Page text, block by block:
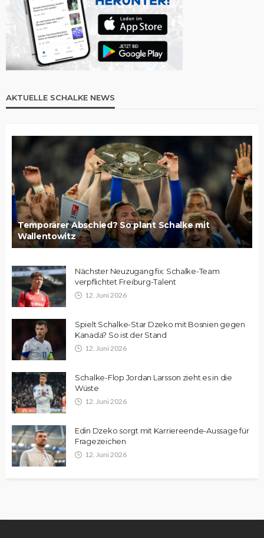
AKTUELLE SCHALKE NEWS
Temporärer Abschied? So plant Schalke mit
Wallentowitz
Nächster Neuzugang fix: Schalke-Team
verpflichtet Freiburg-Talent
12. Juni 2026
Spielt Schalke-Star Dzeko mit Bosnien gegen
Kanada? So ist der Stand
12. Juni 2026
Schalke-Flop Jordan Larsson zieht es in die
Wüste
12. Juni 2026
Edin Dzeko sorgt mit Karriereende-Aussage für
Fragezeichen
12. Juni 2026